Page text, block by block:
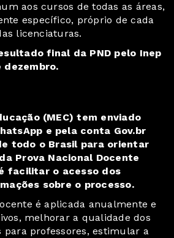
aos cursos de todas as áreas,
específico, próprio de cada
licenciaturas.
final da PND pelo Inep
dezembro.
(MEC) tem enviado
e pela conta Gov.br
todo o Brasil para orientar
Prova Nacional Docente
facilitar o acesso dos
sobre o processo.
é aplicada anualmente e
melhorar a qualidade dos
para professores, estimular a